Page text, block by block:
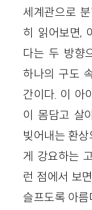
세계관으로
히 읽어보면,
다는 두 방향
하나의 구도
간이다. 이 아
이 몸담고 살
빚어내는 환
게 강요하는
런 점에서 보
슬프도록 아름